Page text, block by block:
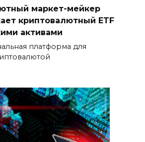
маркет-мейкер
криптовалютный ETF
активами
платформа для